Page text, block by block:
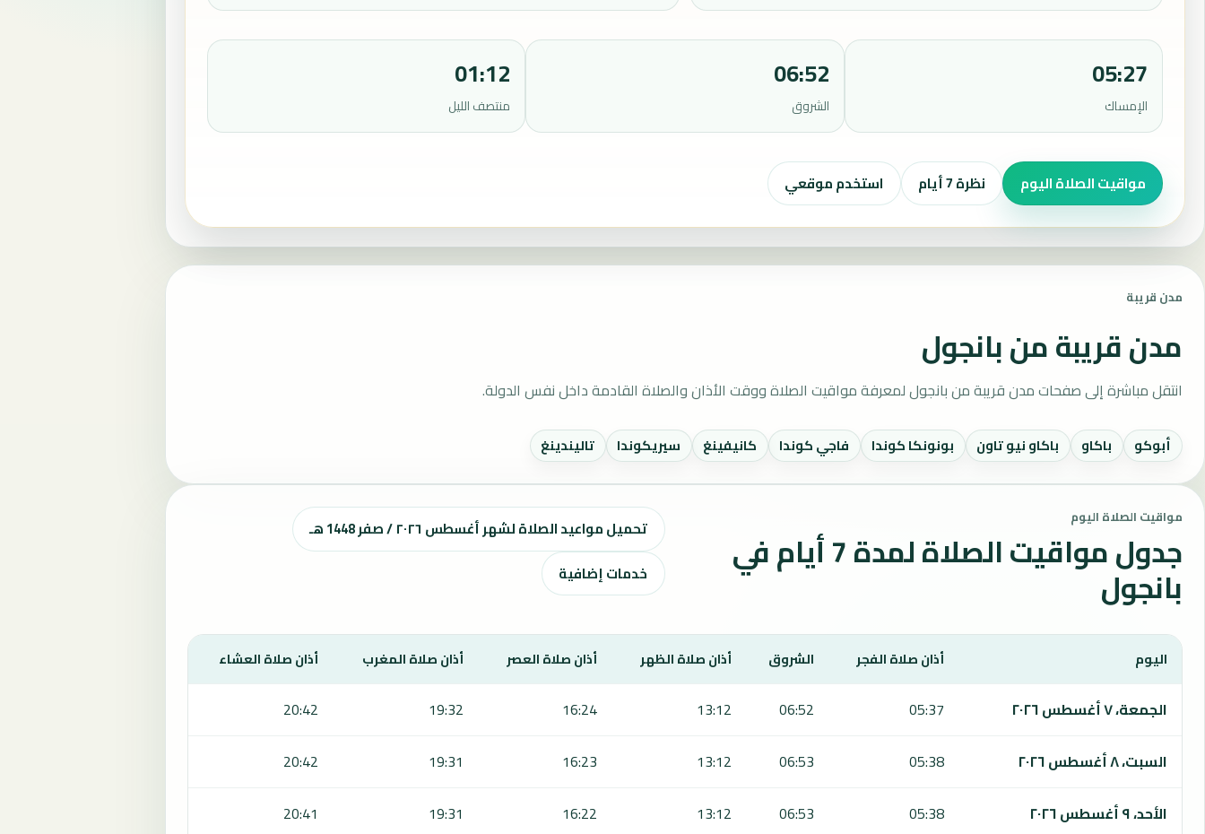
05:27
الإمساك
06:52
الشروق
01:12
منتصف الليل
مواقيت الصلاة اليوم نظرة 7 أيام استخدم موقعي
مدن قريبة
مدن قريبة من بانجول
انتقل مباشرة إلى صفحات مدن قريبة من بانجول لمعرفة مواقيت الصلاة ووقت الأذان والصلاة القادمة داخل نفس الدولة.
أبوكو باكاو باكاو نيو تاون بونونكا كوندا فاجي كوندا كانيفينغ سيريكوندا تاليندينغ
مواقيت الصلاة اليوم
جدول مواقيت الصلاة لمدة 7 أيام في
بانجول
تحميل مواعيد الصلاة لشهر أغسطس ٢٠٢٦ / صفر 1448 هـ
خدمات إضافية
يعرض هذا الجدول مواقيت الصلاة لمدة 7 أيام في بانجول، بما يشمل الفجر والشروق والظهر والعصر والمغرب والعشاء.
اليوم أذان صلاة الفجر الشروق أذان صلاة الظهر أذان صلاة العصر أذان صلاة المغرب أذان صلاة العشاء
الجمعة، ٧ أغسطس ٢٠٢٦ 05:37
06:52
13:12
16:24
19:32
20:42
السبت، ٨ أغسطس ٢٠٢٦
05:38
06:53
13:12
16:23
19:31
20:42
الأحد، ٩ أغسطس ٢٠٢٦
05:38
06:53
13:12
16:22
19:31
20:41